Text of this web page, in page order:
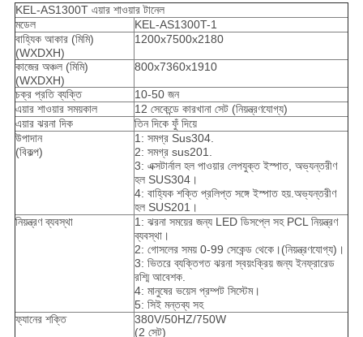
KEL-AS1300T এয়ার শাওয়ার টানেল
মডেল
KEL-AS1300T-1
বাহ্যিক আকার (মিমি)
(WXDXH)
1200x7500x2180
কাজের অঞ্চল (মিমি)
(WXDXH)
800x7360x1910
চক্র প্রতি ব্যক্তি
10-50 জন
এয়ার শাওয়ার সময়কাল
12 সেকেন্ডে কারখানা সেট (নিয়ন্ত্রণযোগ্য)
এয়ার ঝরনা দিক
তিন দিকে ফুঁ দিয়ে
উপাদান
(বিকল্প)
1: সমগ্র Sus304.
2: সমগ্র sus201.
3: এক্সটার্নাল হল পাওয়ার লেপযুক্ত ইস্পাত, অভ্যন্তরীণ
হল SUS304।
4: বাহ্যিক শক্তি প্রলিপ্ত সঙ্গে ইস্পাত হয়.অভ্যন্তরীণ
হল SUS201।
নিয়ন্ত্রণ ব্যবস্থা
1: ঝরনা সময়ের জন্য LED ডিসপ্লে সহ PCL নিয়ন্ত্রণ
ব্যবস্থা।
2: গোসলের সময় 0-99 সেকেন্ড থেকে।(নিয়ন্ত্রণযোগ্য)।
3: ভিতরে ব্যক্তিগত ঝরনা স্বয়ংক্রিয় জন্য ইনফ্রারেড
রশ্মি আবেশক.
4: মানুষের ভয়েস প্রম্পট সিস্টেম।
5: সিই মন্তব্য সহ
ফ্যানের শক্তি
380V/50HZ/750W
(2 সেট)